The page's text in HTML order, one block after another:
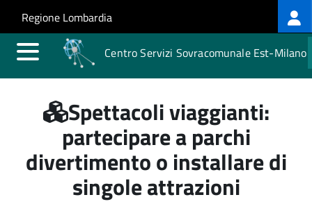
Salta al contenuto principale
Skip to site navigation
Regione Lombardia
Centro Servizi Sovracomunale Est-Milano
Spettacoli viaggianti:
partecipare a parchi
divertimento o installare di
singole attrazioni